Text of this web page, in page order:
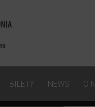
BILETY NEWS O